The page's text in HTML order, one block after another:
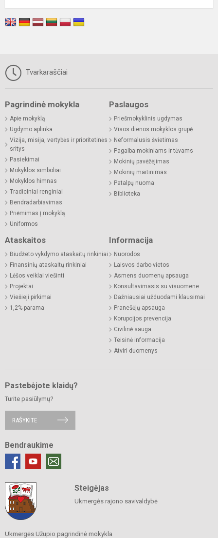
Tvarkaraščiai
Pagrindinė mokykla
Apie mokyklą
Ugdymo aplinka
Vizija, misija, vertybės ir prioritetinės
sritys
Pasiekimai
Mokyklos simboliai
Mokyklos himnas
Tradiciniai renginiai
Bendradarbiavimas
Priėmimas į mokyklą
Uniformos
Paslaugos
Priešmokyklinis ugdymas
Visos dienos mokyklos grupė
Neformalusis švietimas
Pagalba mokiniams ir tėvams
Mokinių pavėžėjimas
Mokinių maitinimas
Patalpų nuoma
Biblioteka
Ataskaitos
Biudžeto vykdymo ataskaitų rinkiniai
Finansinių ataskaitų rinkiniai
Lėšos veiklai viešinti
Projektai
Viešieji pirkimai
1,2% parama
Informacija
Nuorodos
Laisvos darbo vietos
Asmens duomenų apsauga
Konsultavimasis su visuomene
Dažniausiai užduodami klausimai
Pranešėjų apsauga
Korupcijos prevencija
Civilinė sauga
Teisinė informacija
Atviri duomenys
Pastebėjote klaidų?
Turite pasiūlymų?
RAŠYKITE
Bendraukime
Steigėjas
Ukmergės rajono savivaldybė
Ukmergės Užupio pagrindinė mokykla